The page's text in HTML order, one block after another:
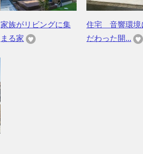
家族がリビングに集
まる家
住宅 音響環境
だわった開...